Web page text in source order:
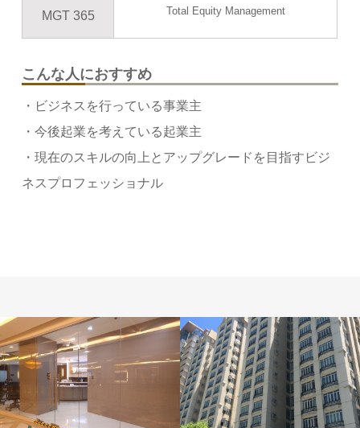
MGT 365 Total Equity Management
こんな人におすすめ
・ビジネスを行っている事業主
・今後起業を考えている起業主
・現在のスキルの向上とアップグレードを目指すビジ
ネスプロフェッショナル
宿泊施設